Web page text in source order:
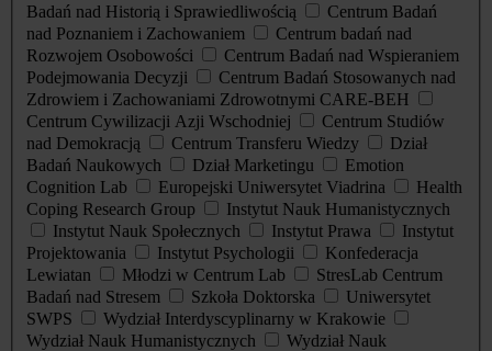
Badań nad Historią i Sprawiedliwością
Centrum Badań
nad Poznaniem i Zachowaniem
Centrum badań nad
Rozwojem Osobowości
Centrum Badań nad Wspieraniem
Podejmowania Decyzji
Centrum Badań Stosowanych nad
Zdrowiem i Zachowaniami Zdrowotnymi CARE-BEH
Centrum Cywilizacji Azji Wschodniej
Centrum Studiów
nad Demokracją
Centrum Transferu Wiedzy
Dział
Badań Naukowych
Dział Marketingu
Emotion
Cognition Lab
Europejski Uniwersytet Viadrina
Health
Coping Research Group
Instytut Nauk Humanistycznych
Instytut Nauk Społecznych
Instytut Prawa
Instytut
Projektowania
Instytut Psychologii
Konfederacja
Lewiatan
Młodzi w Centrum Lab
StresLab Centrum
Badań nad Stresem
Szkoła Doktorska
Uniwersytet
SWPS
Wydział Interdyscyplinarny w Krakowie
Wydział Nauk Humanistycznych
Wydział Nauk